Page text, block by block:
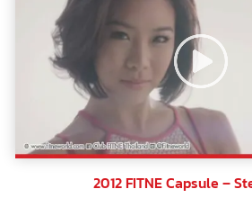
2012 FITNE Capsule –